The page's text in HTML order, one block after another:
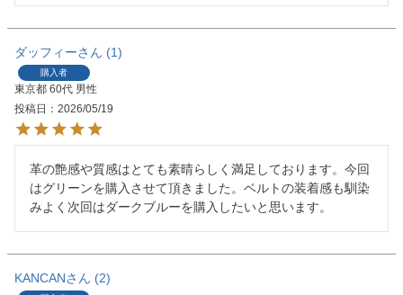
ダッフィー 1
購入者
東京都 60代 男性
投稿日
2026/05/19
革の艶感や質感はとても素晴らしく満足しております。今回
はグリーンを購入させて頂きました。ベルトの装着感も馴染
みよく次回はダークブルーを購入したいと思います。
KANCAN 2